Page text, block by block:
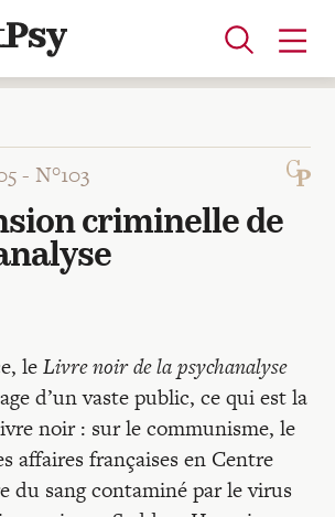
-N°103
criminelle de
leLivre noir de la psychanalyse
d’un vaste public, ce qui est la
noir : sur le communisme, le
affaires françaises en Centre
du sang contaminé par le virus